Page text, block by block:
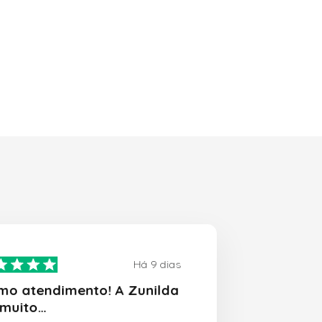
Há 9 dias
atendimento! A Zunilda